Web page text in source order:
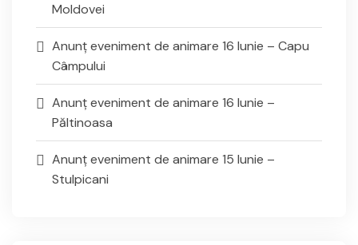
Moldovei
Anunț eveniment de animare 16 Iunie – Capu
Câmpului
Anunț eveniment de animare 16 Iunie –
Păltinoasa
Anunț eveniment de animare 15 Iunie –
Stulpicani